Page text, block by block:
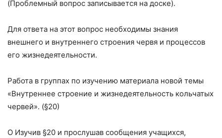
(Проблемный вопрос записывается на доске).
Для ответа на этот вопрос необходимы знания
внешнего и внутреннего строения червя и процессов
его жизнедеятельности.
Работа в группах по изучению материала новой темы
«Внутреннее строе­ние и жизнедеятельность кольчатых
червей». (§20)
О Изучив §20 и прослушав сообщения учащихся,